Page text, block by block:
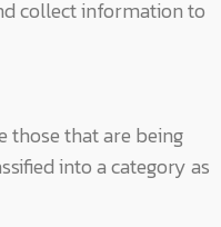
collect information to
those that are being
into a category as